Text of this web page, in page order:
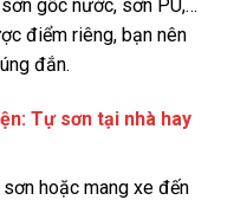
gốc nước, sơn PU,…
điểm riêng, bạn nên
đắn.
Tự sơn tại nhà hay
hoặc mang xe đến